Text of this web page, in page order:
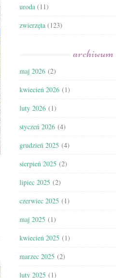
uroda (11)
zwierzęta (123)
archiwum
maj 2026 (2)
kwiecień 2026 (1)
luty 2026 (1)
styczeń 2026 (4)
grudzień 2025 (4)
sierpień 2025 (2)
lipiec 2025 (2)
czerwiec 2025 (1)
maj 2025 (1)
kwiecień 2025 (1)
marzec 2025 (2)
luty 2025 (1)